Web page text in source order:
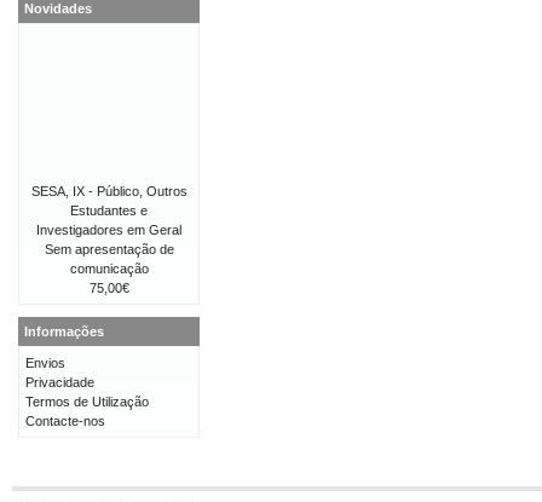
Novidades
SESA, IX - Público, Outros
Estudantes e
Investigadores em Geral
Sem apresentação de
comunicação
75,00€
Informações
Envios
Privacidade
Termos de Utilização
Contacte-nos